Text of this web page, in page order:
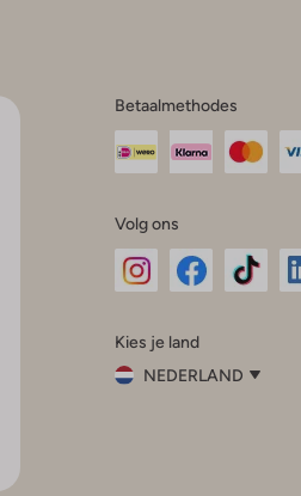
Betaalmethodes
Volg ons
InstagramFacebook
Kies je land
NEDERLAND